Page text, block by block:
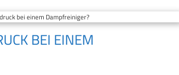
bei einem Dampfreiniger?
BEI EINEM